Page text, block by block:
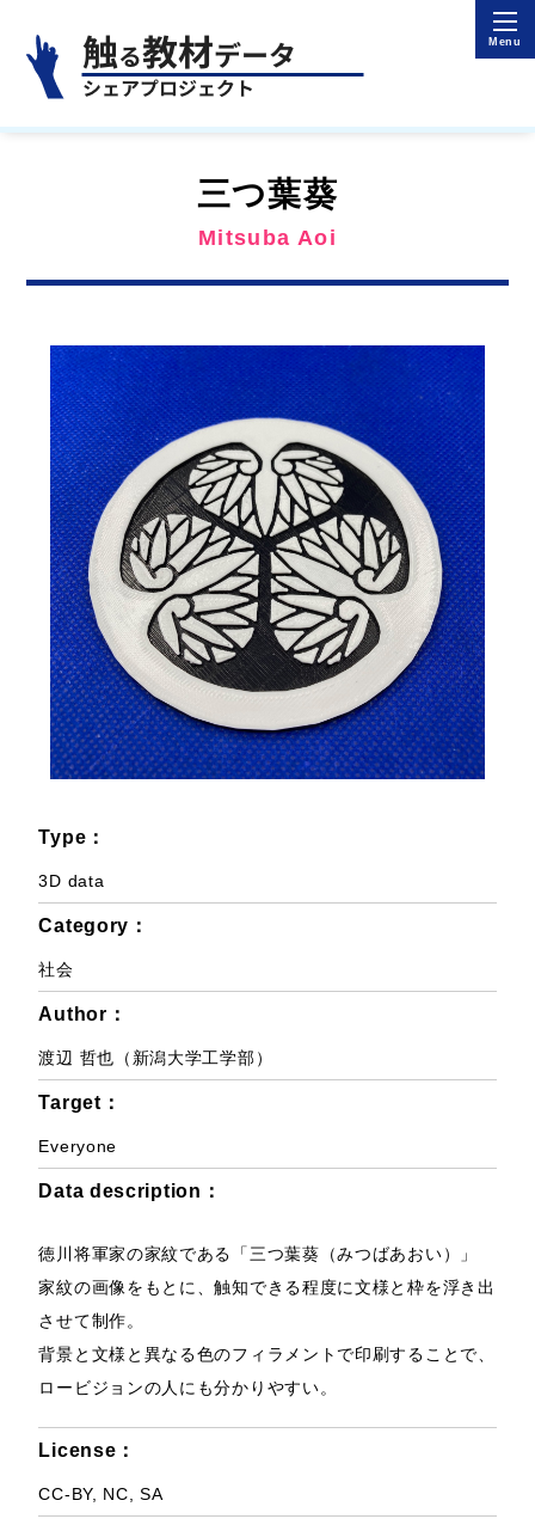
三つ葉葵
Mitsuba Aoi
Type：
3D data
Category：
社会
Author：
渡辺 哲也（新潟大学工学部）
Target：
Everyone
Data description：
徳川将軍家の家紋である「三つ葉葵（みつばあおい）」
家紋の画像をもとに、触知できる程度に文様と枠を浮き出
させて制作。
背景と文様と異なる色のフィラメントで印刷することで、
ロービジョンの人にも分かりやすい。
License：
CC-BY, NC, SA